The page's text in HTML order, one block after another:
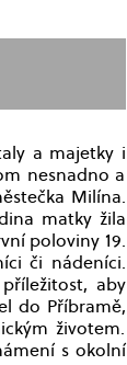
a majetky i
nesnadno a
Milína.
matky žila
poloviny 19.
či nádeníci.
aby
do Příbramě,
životem.
s okolní